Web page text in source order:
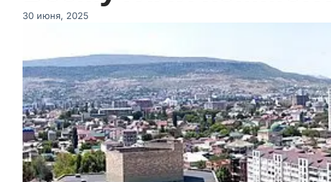
30 июня, 2025